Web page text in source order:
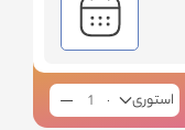
استوری